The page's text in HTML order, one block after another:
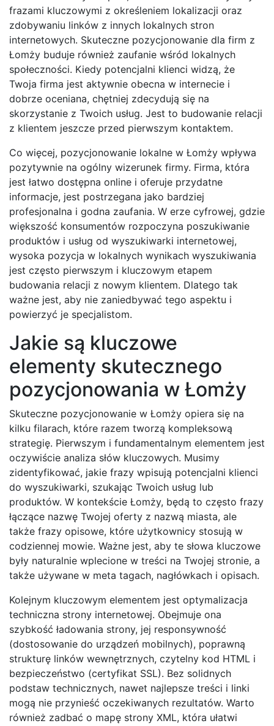
frazami kluczowymi z określeniem lokalizacji oraz
zdobywaniu linków z innych lokalnych stron
internetowych. Skuteczne pozycjonowanie dla firm z
Łomży buduje również zaufanie wśród lokalnych
społeczności. Kiedy potencjalni klienci widzą, że
Twoja firma jest aktywnie obecna w internecie i
dobrze oceniana, chętniej zdecydują się na
skorzystanie z Twoich usług. Jest to budowanie relacji
z klientem jeszcze przed pierwszym kontaktem.
Co więcej, pozycjonowanie lokalne w Łomży wpływa
pozytywnie na ogólny wizerunek firmy. Firma, która
jest łatwo dostępna online i oferuje przydatne
informacje, jest postrzegana jako bardziej
profesjonalna i godna zaufania. W erze cyfrowej, gdzie
większość konsumentów rozpoczyna poszukiwanie
produktów i usług od wyszukiwarki internetowej,
wysoka pozycja w lokalnych wynikach wyszukiwania
jest często pierwszym i kluczowym etapem
budowania relacji z nowym klientem. Dlatego tak
ważne jest, aby nie zaniedbywać tego aspektu i
powierzyć je specjalistom.
Jakie są kluczowe
elementy skutecznego
pozycjonowania w Łomży
Skuteczne pozycjonowanie w Łomży opiera się na
kilku filarach, które razem tworzą kompleksową
strategię. Pierwszym i fundamentalnym elementem jest
oczywiście analiza słów kluczowych. Musimy
zidentyfikować, jakie frazy wpisują potencjalni klienci
do wyszukiwarki, szukając Twoich usług lub
produktów. W kontekście Łomży, będą to często frazy
łączące nazwę Twojej oferty z nazwą miasta, ale
także frazy opisowe, które użytkownicy stosują w
codziennej mowie. Ważne jest, aby te słowa kluczowe
były naturalnie wplecione w treści na Twojej stronie, a
także używane w meta tagach, nagłówkach i opisach.
Kolejnym kluczowym elementem jest optymalizacja
techniczna strony internetowej. Obejmuje ona
szybkość ładowania strony, jej responsywność
(dostosowanie do urządzeń mobilnych), poprawną
strukturę linków wewnętrznych, czytelny kod HTML i
bezpieczeństwo (certyfikat SSL). Bez solidnych
podstaw technicznych, nawet najlepsze treści i linki
mogą nie przynieść oczekiwanych rezultatów. Warto
również zadbać o mapę strony XML, która ułatwi